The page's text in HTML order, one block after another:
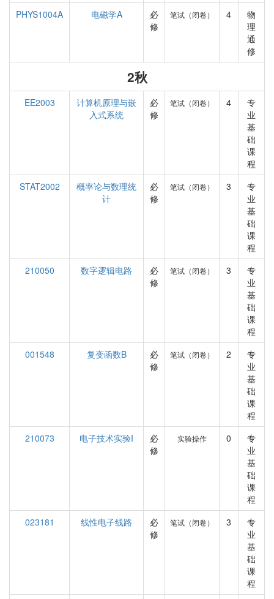
PHYS1004A
电磁学A
必
修
笔试（闭卷） 4
物
理
通
修
2秋
EE2003
计算机原理与嵌
入式系统
必
修
笔试（闭卷） 4
专
业
基
础
课
程
STAT2002
概率论与数理统
计
必
修
笔试（闭卷） 3
专
业
基
础
课
程
210050
数字逻辑电路
必
修
笔试（闭卷） 3
专
业
基
础
课
程
001548
复变函数B
必
修
笔试（闭卷） 2
专
业
基
础
课
程
210073
电子技术实验I
必
修
实验操作 0
专
业
基
础
课
程
023181
线性电子线路
必
修
笔试（闭卷） 3
专
业
基
础
课
程